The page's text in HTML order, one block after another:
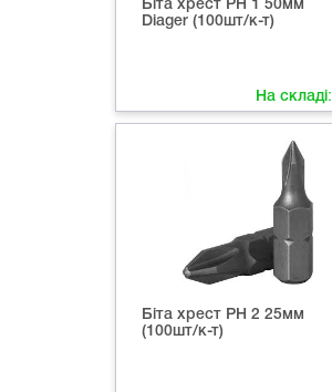
Біта хрест РН 1 50мм
Diager (100шт/к-т)
На складі:
Біта хрест РН 2 25мм
(100шт/к-т)